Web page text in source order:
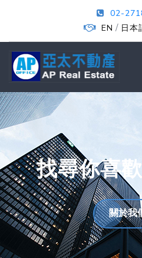
02-
EN / 日本
找尋你喜
關於我